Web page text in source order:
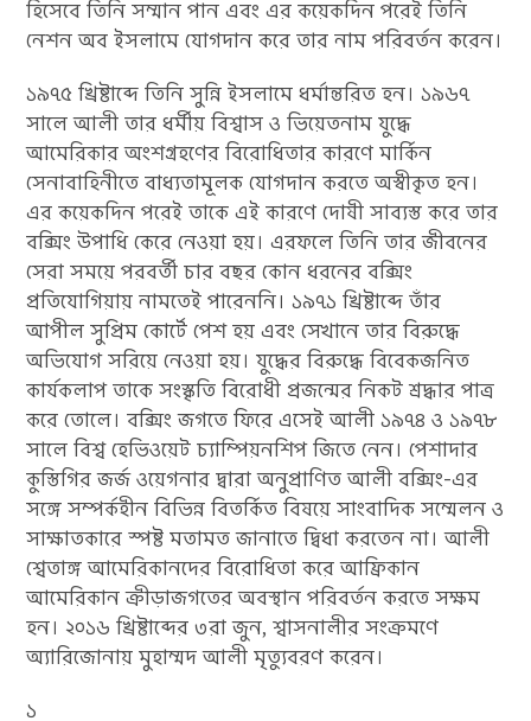
হিসেবে তিনি সম্মান পান এবং এর কয়েকদিন পরেই তিনি
নেশন অব ইসলামে যোগদান করে তার নাম পরিবর্তন করেন।
১৯৭৫ খ্রিষ্টাব্দে তিনি সুন্নি ইসলামে ধর্মান্তরিত হন। ১৯৬৭
সালে আলী তার ধর্মীয় বিশ্বাস ও ভিয়েতনাম যুদ্ধে
আমেরিকার অংশগ্রহণের বিরোধিতার কারণে মার্কিন
সেনাবাহিনীতে বাধ্যতামূলক যোগদান করতে অস্বীকৃত হন।
এর কয়েকদিন পরেই তাকে এই কারণে দোষী সাব্যস্ত করে তার
বক্সিং উপাধি কেরে নেওয়া হয়। এরফলে তিনি তার জীবনের
সেরা সময়ে পরবর্তী চার বছর কোন ধরনের বক্সিং
প্রতিযোগিয়ায় নামতেই পারেননি। ১৯৭১ খ্রিষ্টাব্দে তাঁর
আপীল সুপ্রিম কোর্টে পেশ হয় এবং সেখানে তার বিরুদ্ধে
অভিযোগ সরিয়ে নেওয়া হয়। যুদ্ধের বিরুদ্ধে বিবেকজনিত
কার্যকলাপ তাকে সংস্কৃতি বিরোধী প্রজন্মের নিকট শ্রদ্ধার পাত্র
করে তোলে। বক্সিং জগতে ফিরে এসেই আলী ১৯৭৪ ও ১৯৭৮
সালে বিশ্ব হেভিওয়েট চ্যাম্পিয়নশিপ জিতে নেন। পেশাদার
কুস্তিগির জর্জ ওয়েগনার দ্বারা অনুপ্রাণিত আলী বক্সিং-এর
সঙ্গে সম্পর্কহীন বিভিন্ন বিতর্কিত বিষয়ে সাংবাদিক সম্মেলন ও
সাক্ষাতকারে স্পষ্ট মতামত জানাতে দ্বিধা করতেন না। আলী
শ্বেতাঙ্গ আমেরিকানদের বিরোধিতা করে আফ্রিকান
আমেরিকান ক্রীড়াজগতের অবস্থান পরিবর্তন করতে সক্ষম
হন। ২০১৬ খ্রিষ্টাব্দের ৩রা জুন, শ্বাসনালীর সংক্রমণে
অ্যারিজোনায় মুহাম্মদ আলী মৃত্যুবরণ করেন।
১